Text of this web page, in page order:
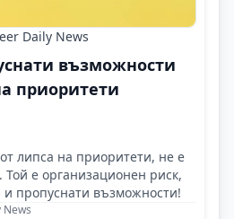
Daily News
възможности
приоритети
липса на приоритети, не е
е организационен риск,
и пропуснати възможности!
News